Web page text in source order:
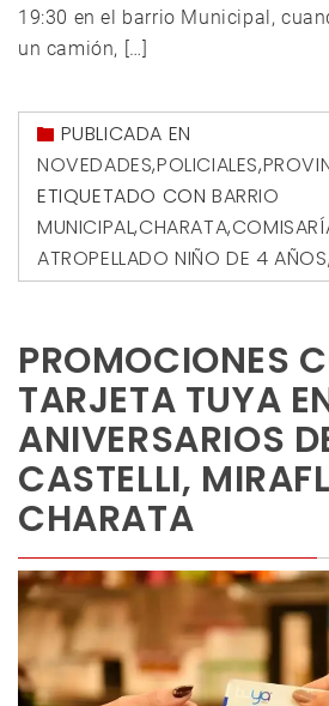
19:30 en el barrio Municipal,
un camión, […]
PUBLICADA EN
NOVEDADES,POLICIALES,
ETIQUETADO CON BARRIO
MUNICIPAL,CHARATA,
ATROPELLADO NIÑO DE 4 AÑOS,
PROMOCIONES
TARJETA TUYA
ANIVERSARIOS
CASTELLI,
CHARATA